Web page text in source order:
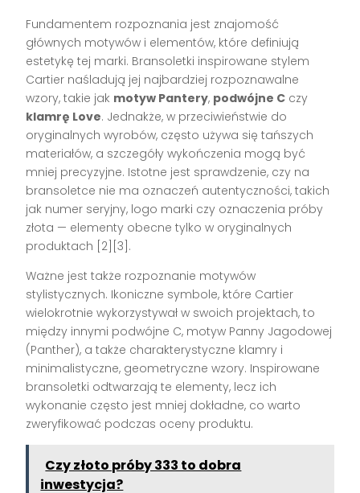
Fundamentem rozpoznania jest znajomość
głównych motywów i elementów, które definiują
estetykę tej marki. Bransoletki inspirowane stylem
Cartier naśladują jej najbardziej rozpoznawalne
wzory, takie jak motyw Pantery, podwójne C czy
klamrę Love. Jednakże, w przeciwieństwie do
oryginalnych wyrobów, często używa się tańszych
materiałów, a szczegóły wykończenia mogą być
mniej precyzyjne. Istotne jest sprawdzenie, czy na
bransoletce nie ma oznaczeń autentyczności, takich
jak numer seryjny, logo marki czy oznaczenia próby
złota — elementy obecne tylko w oryginalnych
produktach [2][3].
Ważne jest także rozpoznanie motywów
stylistycznych. Ikoniczne symbole, które Cartier
wielokrotnie wykorzystywał w swoich projektach, to
między innymi podwójne C, motyw Panny Jagodowej
(Panther), a także charakterystyczne klamry i
minimalistyczne, geometryczne wzory. Inspirowane
bransoletki odtwarzają te elementy, lecz ich
wykonanie często jest mniej dokładne, co warto
zweryfikować podczas oceny produktu.
Czy złoto próby 333 to dobra
inwestycja?